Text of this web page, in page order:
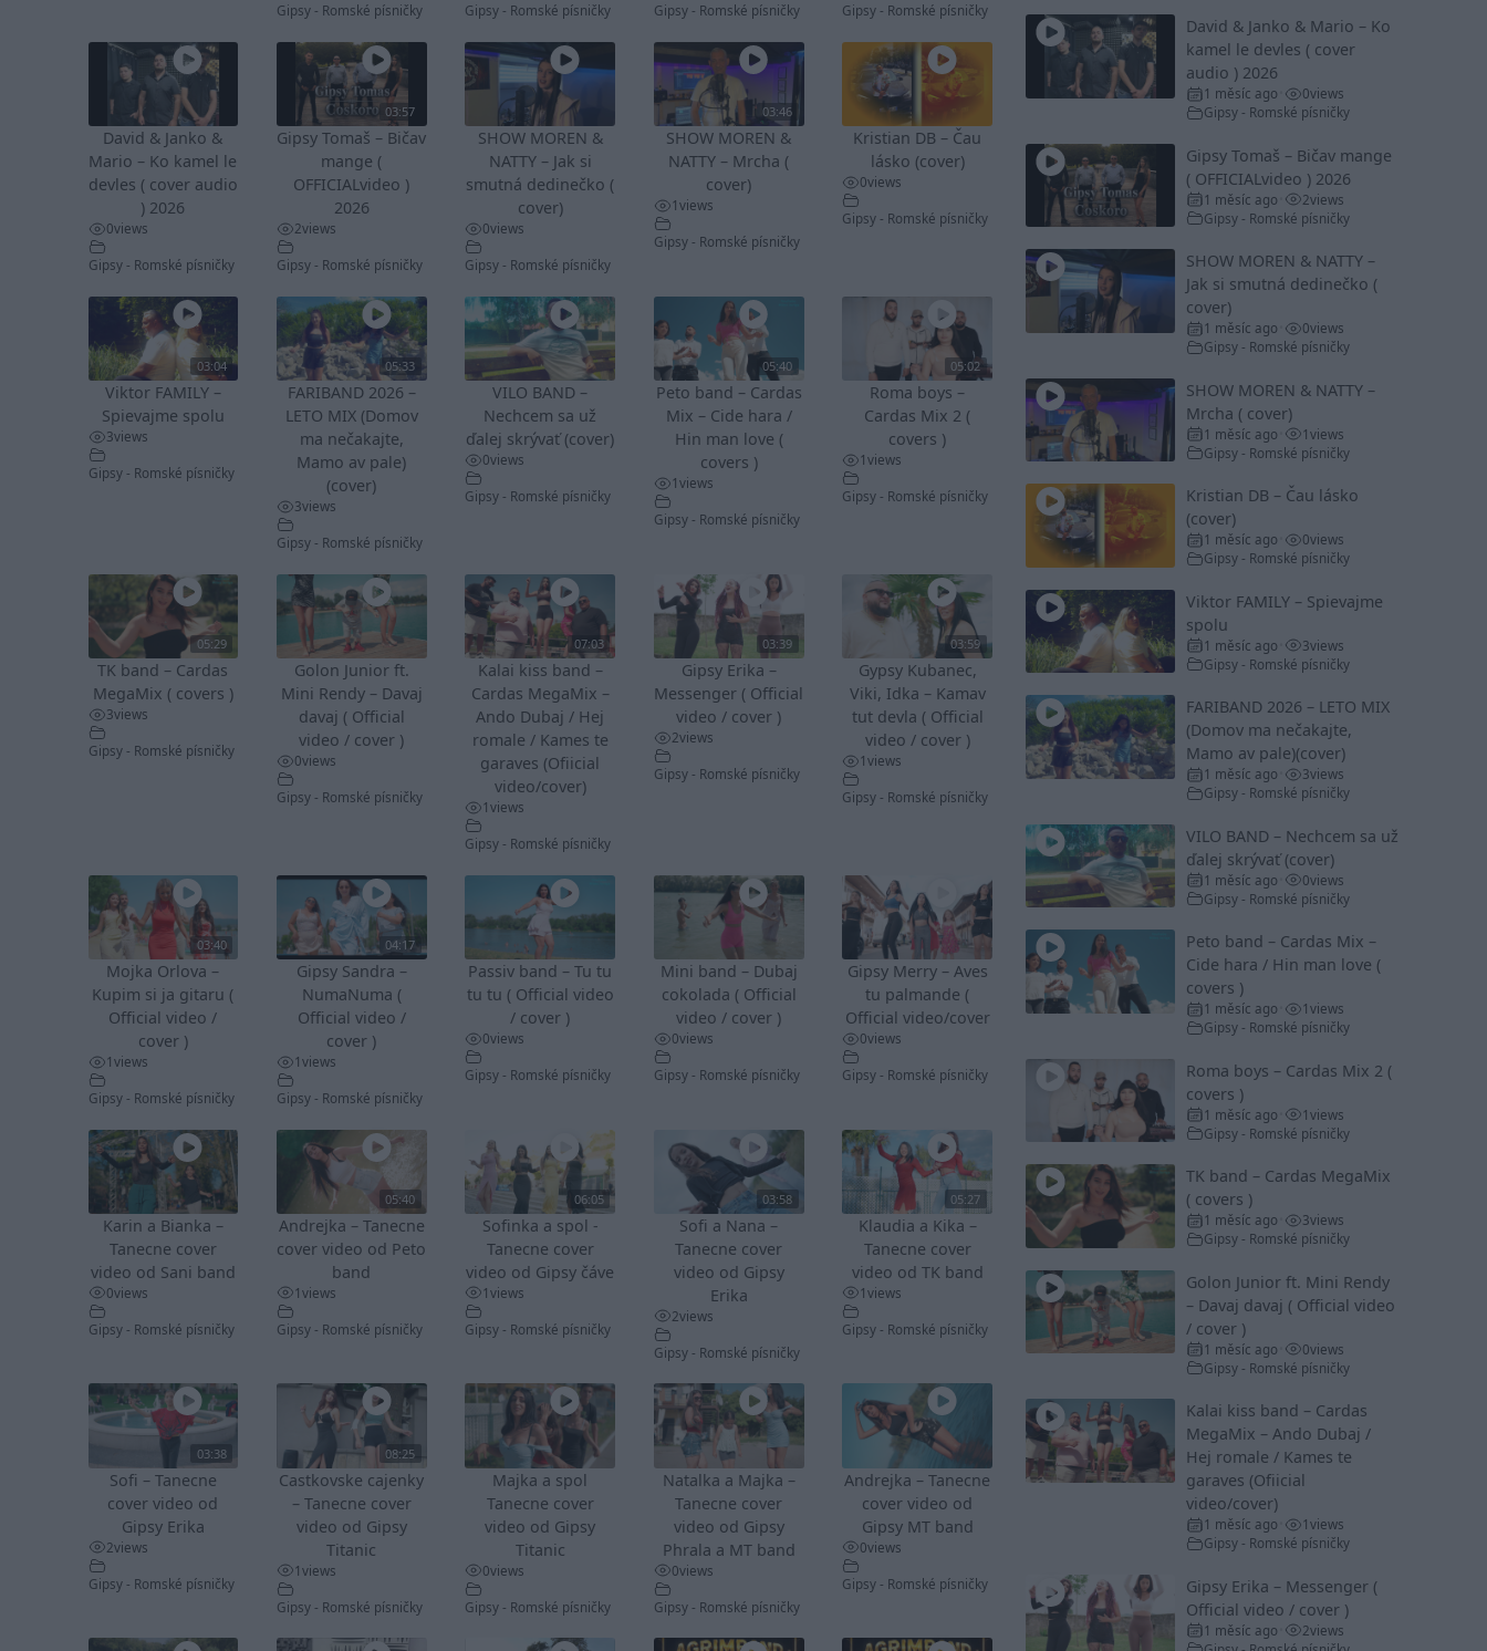
Gipsy - Romské písničky Gipsy - Romské písničky Gipsy - Romské písničky Gipsy - Romské písničky
David & Janko &
Mario – Ko kamel le
devles ( cover audio
) 2026
0views
Gipsy - Romské písničky
03:57
Gipsy Tomaš – Bičav
mange (
OFFICIALvideo )
2026
2views
Gipsy - Romské písničky
SHOW MOREN &
NATTY – Jak si
smutná dedinečko (
cover)
0views
Gipsy - Romské písničky
03:46
SHOW MOREN &
NATTY – Mrcha (
cover)
1views
Gipsy - Romské písničky
Kristian DB – Čau
lásko (cover)
0views
Gipsy - Romské písničky
03:04
Viktor FAMILY –
Spievajme spolu
3views
Gipsy - Romské písničky
05:33
FARIBAND 2026 –
LETO MIX (Domov
ma nečakajte,
Mamo av pale)
(cover)
3views
Gipsy - Romské písničky
VILO BAND –
Nechcem sa už
ďalej skrývať (cover)
0views
Gipsy - Romské písničky
05:40
Peto band – Cardas
Mix – Cide hara /
Hin man love (
covers )
1views
Gipsy - Romské písničky
05:02
Roma boys –
Cardas Mix 2 (
covers )
1views
Gipsy - Romské písničky
05:29
TK band – Cardas
MegaMix ( covers )
3views
Gipsy - Romské písničky
Golon Junior ft.
Mini Rendy – Davaj
davaj ( Official
video / cover )
0views
Gipsy - Romské písničky
07:03
Kalai kiss band –
Cardas MegaMix –
Ando Dubaj / Hej
romale / Kames te
garaves (Ofiicial
video/cover)
1views
Gipsy - Romské písničky
03:39
Gipsy Erika –
Messenger ( Official
video / cover )
2views
Gipsy - Romské písničky
03:59
Gypsy Kubanec,
Viki, Idka – Kamav
tut devla ( Official
video / cover )
1views
Gipsy - Romské písničky
03:40
Mojka Orlova –
Kupim si ja gitaru (
Official video /
cover )
1views
Gipsy - Romské písničky
04:17
Gipsy Sandra –
NumaNuma (
Official video /
cover )
1views
Gipsy - Romské písničky
Passiv band – Tu tu
tu tu ( Official video
/ cover )
0views
Gipsy - Romské písničky
Mini band – Dubaj
cokolada ( Official
video / cover )
0views
Gipsy - Romské písničky
Gipsy Merry – Aves
tu palmande (
Official video/cover
0views
Gipsy - Romské písničky
Karin a Bianka –
Tanecne cover
video od Sani band
0views
Gipsy - Romské písničky
05:40
Andrejka – Tanecne
cover video od Peto
band
1views
Gipsy - Romské písničky
06:05
Sofinka a spol -
Tanecne cover
video od Gipsy čáve
1views
Gipsy - Romské písničky
03:58
Sofi a Nana –
Tanecne cover
video od Gipsy
Erika
2views
Gipsy - Romské písničky
05:27
Klaudia a Kika –
Tanecne cover
video od TK band
1views
Gipsy - Romské písničky
03:38
Sofi – Tanecne
cover video od
Gipsy Erika
2views
Gipsy - Romské písničky
08:25
Castkovske cajenky
– Tanecne cover
video od Gipsy
Titanic
1views
Gipsy - Romské písničky
Majka a spol
Tanecne cover
video od Gipsy
Titanic
0views
Gipsy - Romské písničky
Natalka a Majka –
Tanecne cover
video od Gipsy
Phrala a MT band
0views
Gipsy - Romské písničky
Andrejka – Tanecne
cover video od
Gipsy MT band
0views
Gipsy - Romské písničky
David & Janko & Mario – Ko
kamel le devles ( cover
audio ) 2026
1 měsíc ago 0views
Gipsy - Romské písničky
Gipsy Tomaš – Bičav mange
( OFFICIALvideo ) 2026
1 měsíc ago 2views
Gipsy - Romské písničky
SHOW MOREN & NATTY –
Jak si smutná dedinečko (
cover)
1 měsíc ago 0views
Gipsy - Romské písničky
SHOW MOREN & NATTY –
Mrcha ( cover)
1 měsíc ago 1views
Gipsy - Romské písničky
Kristian DB – Čau lásko
(cover)
1 měsíc ago 0views
Gipsy - Romské písničky
Viktor FAMILY – Spievajme
spolu
1 měsíc ago 3views
Gipsy - Romské písničky
FARIBAND 2026 – LETO MIX
(Domov ma nečakajte,
Mamo av pale)(cover)
1 měsíc ago 3views
Gipsy - Romské písničky
VILO BAND – Nechcem sa už
ďalej skrývať (cover)
1 měsíc ago 0views
Gipsy - Romské písničky
Peto band – Cardas Mix –
Cide hara / Hin man love (
covers )
1 měsíc ago 1views
Gipsy - Romské písničky
Roma boys – Cardas Mix 2 (
covers )
1 měsíc ago 1views
Gipsy - Romské písničky
TK band – Cardas MegaMix
( covers )
1 měsíc ago 3views
Gipsy - Romské písničky
Golon Junior ft. Mini Rendy
– Davaj davaj ( Official video
/ cover )
1 měsíc ago 0views
Gipsy - Romské písničky
Kalai kiss band – Cardas
MegaMix – Ando Dubaj /
Hej romale / Kames te
garaves (Ofiicial
video/cover)
1 měsíc ago 1views
Gipsy - Romské písničky
Gipsy Erika – Messenger (
Official video / cover )
1 měsíc ago 2views